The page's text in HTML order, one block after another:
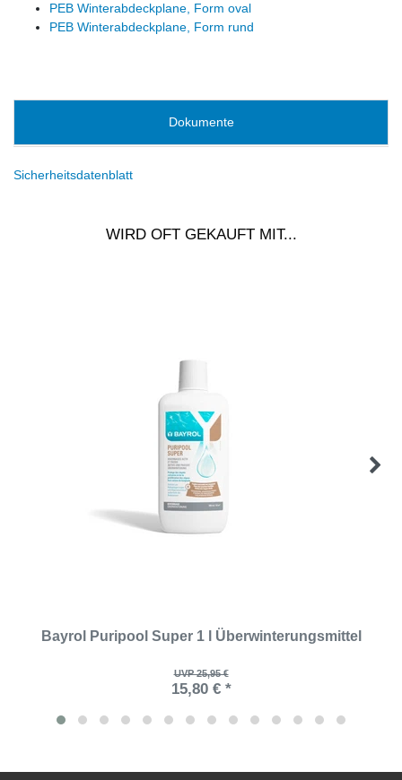
PEB Winterabdeckplane, Form oval
PEB Winterabdeckplane, Form rund
Dokumente
Sicherheitsdatenblatt
WIRD OFT GEKAUFT MIT...
Bayrol Puripool Super 1 l Überwinterungsmittel
UVP 25,95 €
15,80 € *